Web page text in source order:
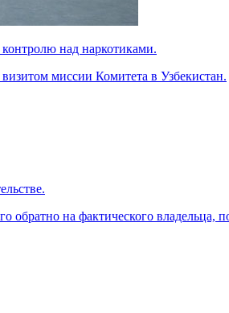
над наркотиками.
миссии Комитета в Узбекистан.
на фактического владельца,